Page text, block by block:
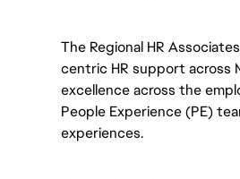
The Regional HR
centric HR support across
excellence across the
People Experience (PE)
experiences.